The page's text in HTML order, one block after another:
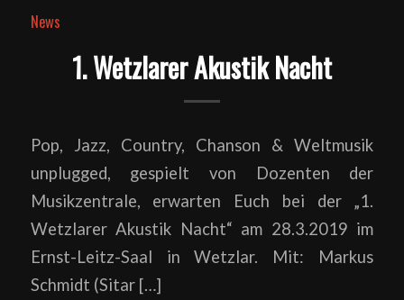
News
1. Wetzlarer Akustik Nacht
Pop, Jazz, Country, Chanson & Weltmusik
unplugged, gespielt von Dozenten der
Musikzentrale, erwarten Euch bei der „1.
Wetzlarer Akustik Nacht“ am 28.3.2019 im
Ernst-Leitz-Saal in Wetzlar. Mit: Markus
Schmidt (Sitar […]